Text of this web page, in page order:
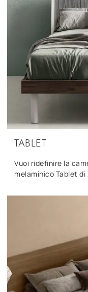
TABLET
Vuoi ridefinire la
melaminico Tablet